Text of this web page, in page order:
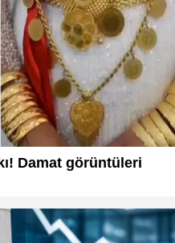
Damat görüntüleri